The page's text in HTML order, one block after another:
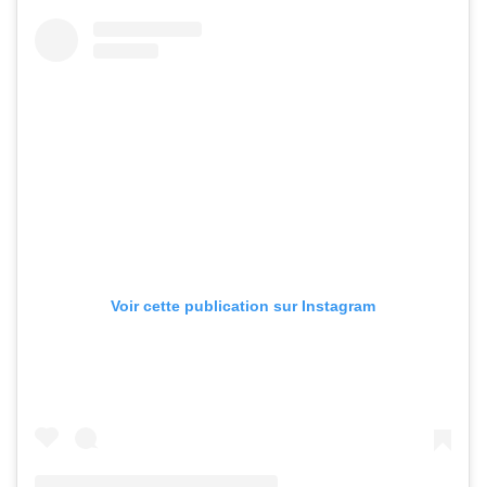
Voir cette publication sur Instagram